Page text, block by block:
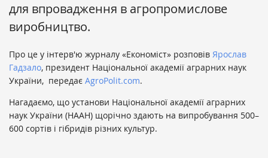
для впровадження в агропромислове
виробництво.
Про це у інтерв'ю журналу «Економіст» розповів Ярослав
Гадзало, президент Національної академії аграрних наук
України, передає АgroРolit.com.
Нагадаємо, що установи Національної академії аграрних
наук України (НААН) щорічно здають на випробування 500–
600 сортів і гібридів різних культур.